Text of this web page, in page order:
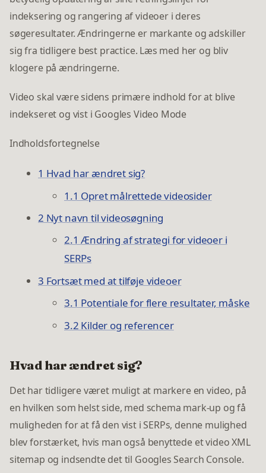
indeksering og rangering af videoer i deres
søgeresultater. Ændringerne er markante og adskiller
sig fra tidligere best practice. Læs med her og bliv
klogere på ændringerne.
Video skal være sidens primære indhold for at blive
indekseret og vist i Googles Video Mode
Indholdsfortegnelse
1 Hvad har ændret sig?
1.1 Opret målrettede videosider
2 Nyt navn til videosøgning
2.1 Ændring af strategi for videoer i
SERPs
3 Fortsæt med at tilføje videoer
3.1 Potentiale for flere resultater, måske
3.2 Kilder og referencer
Hvad har ændret sig?
Det har tidligere været muligt at markere en video, på
en hvilken som helst side, med schema mark-up og få
muligheden for at få den vist i SERPs, denne mulighed
blev forstærket, hvis man også benyttede et video XML
sitemap og indsendte det til Googles Search Console.